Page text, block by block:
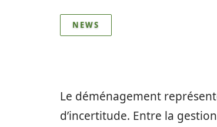
NEWS
Le déménagement
d’incertitude. Entre la